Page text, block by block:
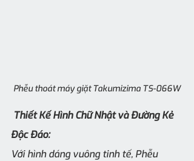
Phễu thoát máy giặt Takumizima TS-066W
Độc Đáo:
Với hình dáng vuông tinh tế, Phễu